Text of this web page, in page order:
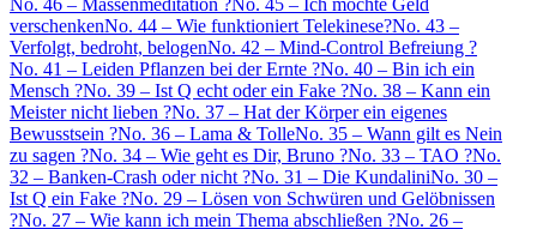
No. 46 – Massenmeditation ?No. 45 – Ich möchte Geld
verschenkenNo. 44 – Wie funktioniert Telekinese?No. 43 –
Verfolgt, bedroht, belogenNo. 42 – Mind-Control Befreiung ?
No. 41 – Leiden Pflanzen bei der Ernte ?No. 40 – Bin ich ein
Mensch ?No. 39 – Ist Q echt oder ein Fake ?No. 38 – Kann ein
Meister nicht lieben ?No. 37 – Hat der Körper ein eigenes
Bewusstsein ?No. 36 – Lama & TolleNo. 35 – Wann gilt es Nein
zu sagen ?No. 34 – Wie geht es Dir, Bruno ?No. 33 – TAO ?No.
32 – Banken-Crash oder nicht ?No. 31 – Die KundaliniNo. 30 –
Ist Q ein Fake ?No. 29 – Lösen von Schwüren und Gelöbnissen
?No. 27 – Wie kann ich mein Thema abschließen ?No. 26 –